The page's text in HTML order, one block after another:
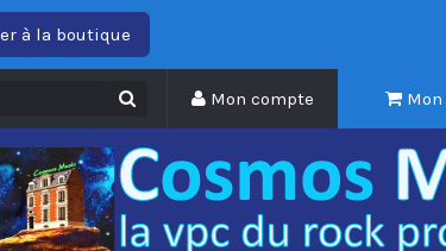
Mon compte
à la boutique